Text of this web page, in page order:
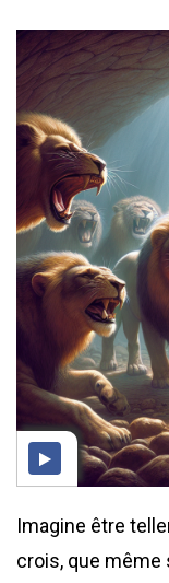
Imagine être
crois, que même